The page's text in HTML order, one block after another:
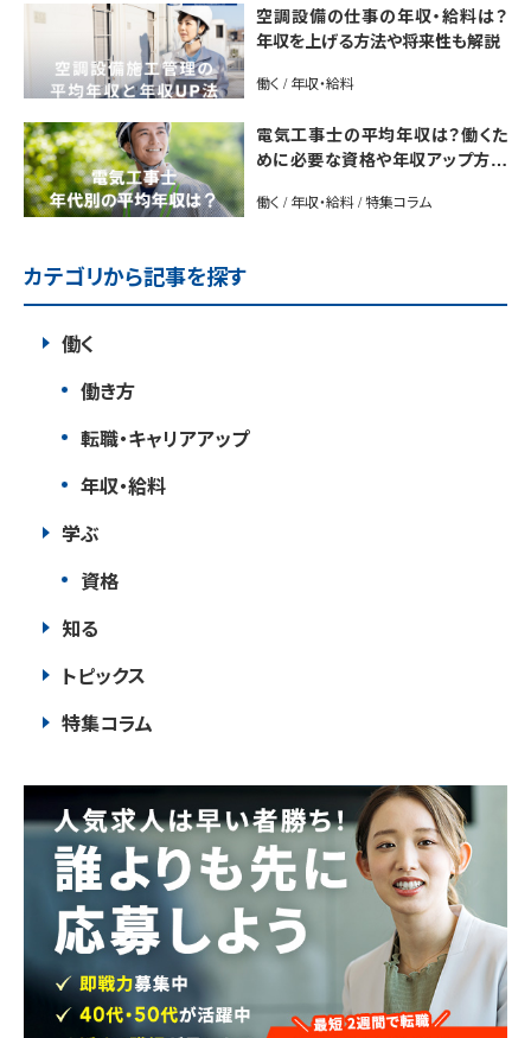
空調設備の仕事の年収・給料は？
年収を上げる方法や将来性も解説
働く / 年収・給料
電気工事士の平均年収は？働くた
めに必要な資格や年収アップ方法
働く / 年収・給料 / 特集コラム
カテゴリから記事を探す
働く
働き方
転職・キャリアアップ
年収・給料
学ぶ
資格
知る
トピックス
特集コラム